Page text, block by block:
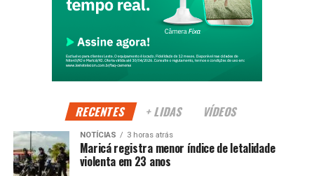
população da realidade do campo, destacando a
importância da agricultura familiar para o abastecimento, a
geração de renda e o desenvolvimento sustentável de
do município e cria novas oportunidades para produtores
comercializarem seus produtos diretamente com os
consumidores.
RECENTES + LIDAS VÍDEOS
NOTÍCIAS 3 horas atrás
Maricá registra menor índice de letalidade
violenta em 23 anos